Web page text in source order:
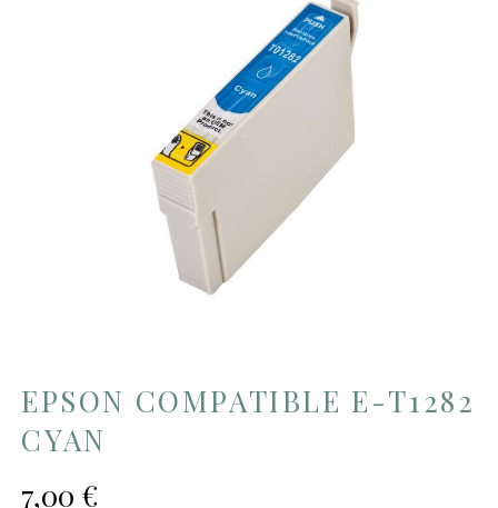
EPSON COMPATIBLE E-T1282
CYAN
7,00 €